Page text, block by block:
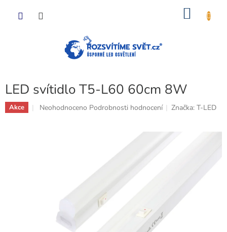
LED svítidlo T5-L60 60cm 8W
Akce
Průměrné
Neohodnoceno Podrobnosti hodnocení Značka:T-LED